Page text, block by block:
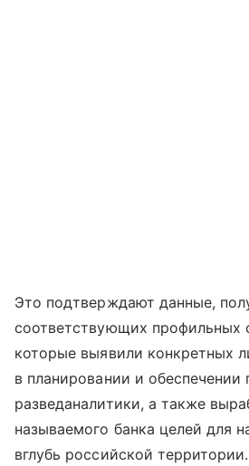
Это подтверждают данные,
соответствующих профильных
которые выявили конкретных
в планировании и обеспечении
разведаналитики, а также
называемого банка целей для
вглубь российской территории.